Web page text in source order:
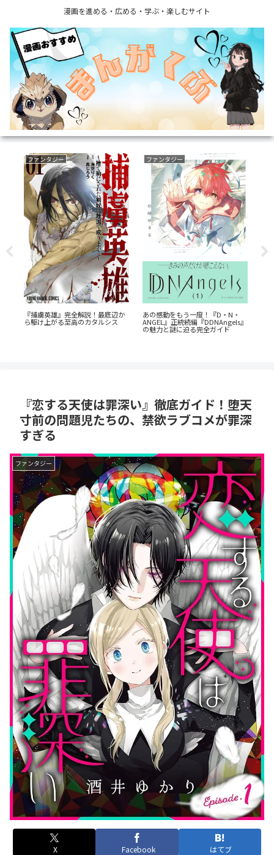
漫画を進める・広める・学ぶ・楽しむサイト
』
ファンタジー
『恋する天使は罪深い』徹底ガイ
ド！堕天寸前の問題児たちの、禁
ラブコメ
『たろうのまにまに』徹底紹介！
クズなヒモ男に沼る人続出の理由
と「まにまに」の意味とは？
『恋する天使は罪深い』徹底ガイド！堕天
寸前の問題児たちの、禁欲ラブコメが罪深
すぎる
ファンタジー
X Facebook はてブ